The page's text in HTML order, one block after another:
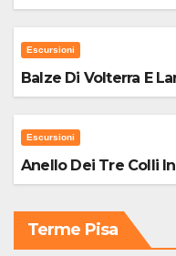
Escursioni
Balze Di Volterra E
Escursioni
Anello Dei Tre Colli
Terme Pisa